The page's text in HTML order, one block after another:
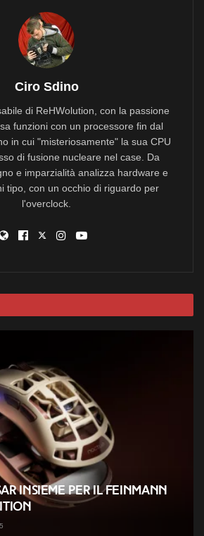
Ciro Sdino
di ReHWolution, con la passione
funzioni con un processore fin dal
in cui "misteriosamente" la sua CPU
di fusione nucleare nel case. Da
e imparzialità analizza hardware e
tipo, con un occhio di riguardo per
l'overclock.
insieme per il Feinmann